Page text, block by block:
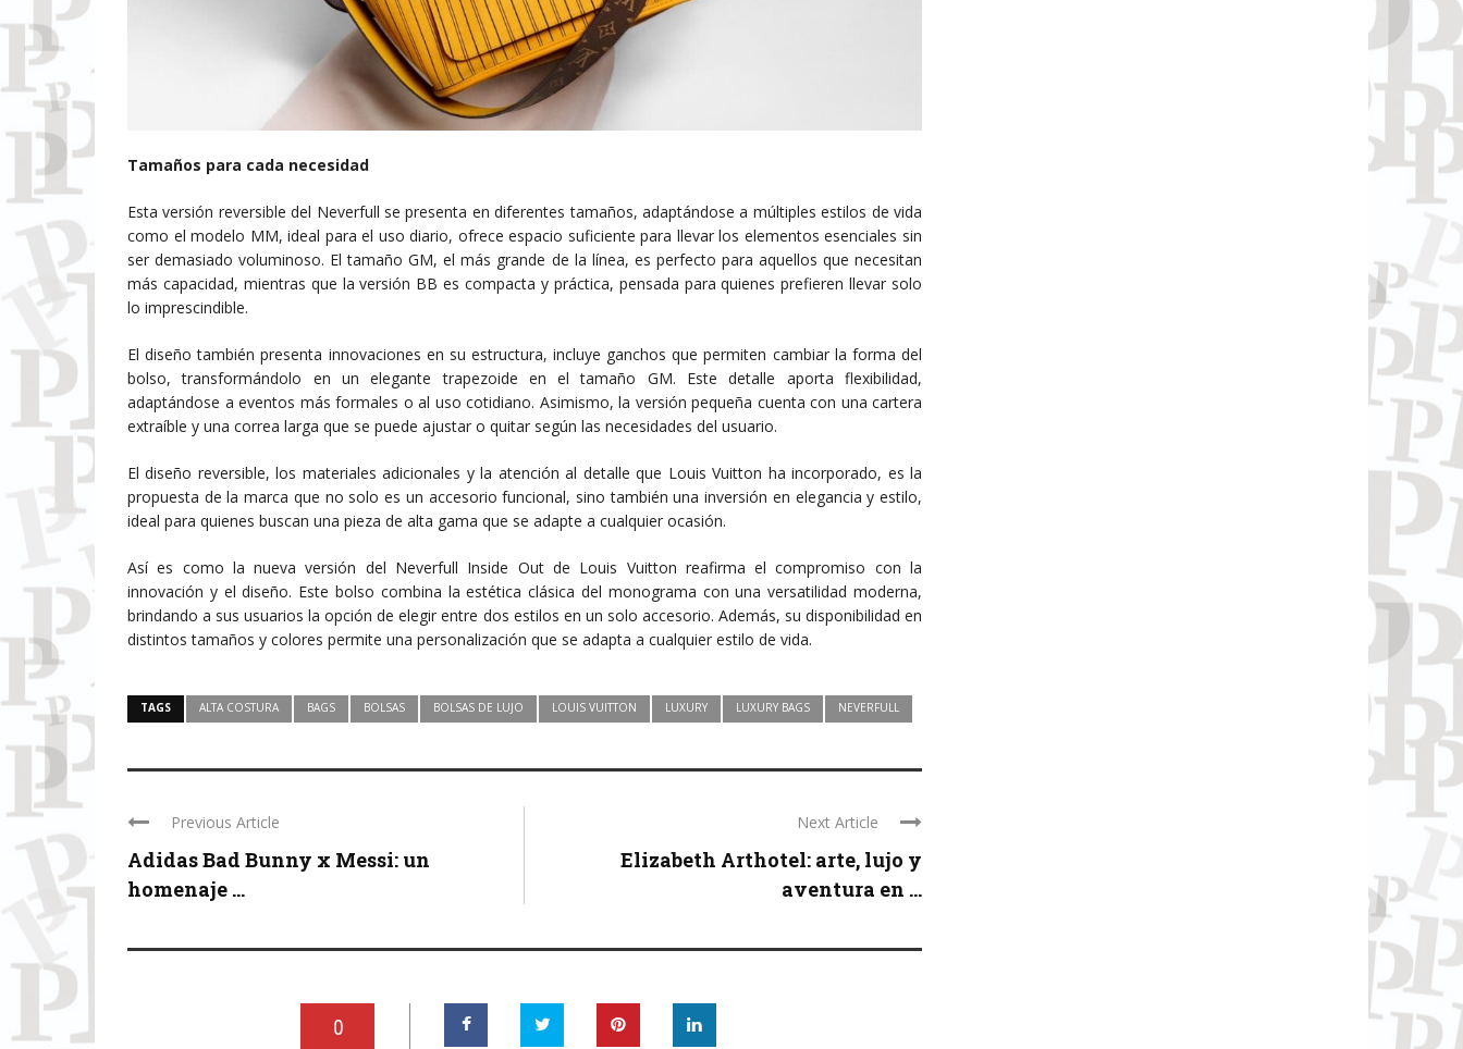
Tamaños para cada necesidad
Esta versión reversible del Neverfull se presenta en diferentes tamaños, adaptándose a múltiples estilos de vida
como el modelo MM, ideal para el uso diario, ofrece espacio suficiente para llevar los elementos esenciales sin
ser demasiado voluminoso. El tamaño GM, el más grande de la línea, es perfecto para aquellos que necesitan
más capacidad, mientras que la versión BB es compacta y práctica, pensada para quienes prefieren llevar solo
lo imprescindible.
El diseño también presenta innovaciones en su estructura, incluye ganchos que permiten cambiar la forma del
bolso, transformándolo en un elegante trapezoide en el tamaño GM. Este detalle aporta flexibilidad,
adaptándose a eventos más formales o al uso cotidiano. Asimismo, la versión pequeña cuenta con una cartera
extraíble y una correa larga que se puede ajustar o quitar según las necesidades del usuario.
El diseño reversible, los materiales adicionales y la atención al detalle que Louis Vuitton ha incorporado, es la
propuesta de la marca que no solo es un accesorio funcional, sino también una inversión en elegancia y estilo,
ideal para quienes buscan una pieza de alta gama que se adapte a cualquier ocasión.
Así es como la nueva versión del Neverfull Inside Out de Louis Vuitton reafirma el compromiso con la
innovación y el diseño. Este bolso combina la estética clásica del monograma con una versatilidad moderna,
brindando a sus usuarios la opción de elegir entre dos estilos en un solo accesorio. Además, su disponibilidad en
distintos tamaños y colores permite una personalización que se adapta a cualquier estilo de vida.
TAGS ALTA COSTURA BAGS BOLSAS BOLSAS DE LUJO LOUIS VUITTON LUXURY LUXURY BAGS NEVERFULL
Previous Article
Adidas Bad Bunny x Messi: un
homenaje ...
Next Article
Elizabeth Arthotel: arte, lujo y
aventura en ...
0